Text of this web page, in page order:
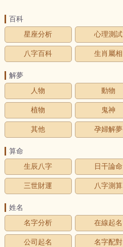
百科
星座分析
心理測試
八字百科 生肖屬相
解夢
人物
動物
植物 鬼神
其他 孕婦解夢
算命
生辰八字
日干論命
三世財運 八字測算
姓名
名字分析
在線起名
公司起名 名字配對